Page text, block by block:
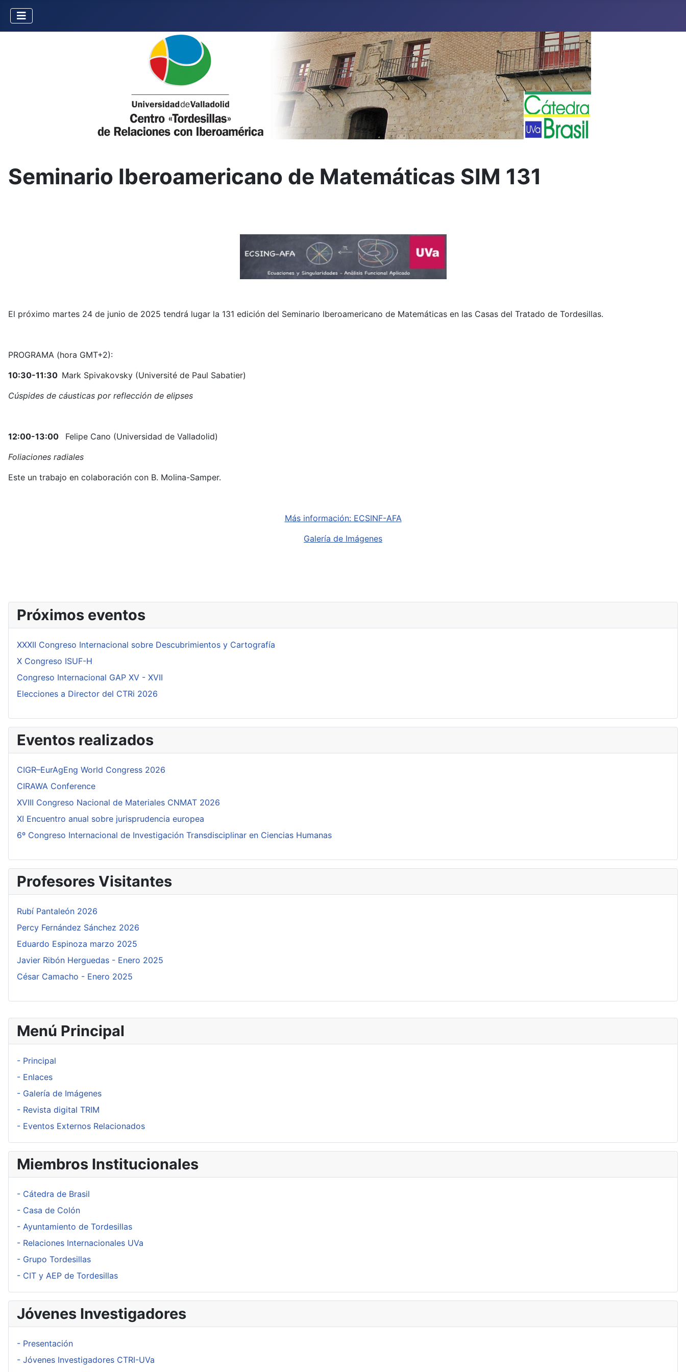
Menú Principal
- Principal
- Enlaces
- Galería de Imágenes
- Revista digital TRIM
- Eventos Externos Relacionados
Miembros Institucionales
- Cátedra de Brasil
- Casa de Colón
- Ayuntamiento de Tordesillas
- Relaciones Internacionales UVa
- Grupo Tordesillas
- CIT y AEP de Tordesillas
Jóvenes Investigadores
- Presentación
- Jóvenes Investigadores CTRI-UVa
Seminario Iberoamericano de Matemáticas SIM 131
El próximo martes 24 de junio de 2025 tendrá lugar la 131 edición del Seminario Iberoamericano de Matemáticas en las Casas del Tratado de Tordesillas.
PROGRAMA (hora GMT+2):
10:30-11:30 Mark Spivakovsky (Université de Paul Sabatier)
Cúspides de cáusticas por reflección de elipses
12:00-13:00
Felipe Cano (Universidad de Valladolid)
Foliaciones radiales
Este un trabajo en colaboración con B. Molina-Samper.
Más información: ECSINF-AFA
Galería de Imágenes
Próximos eventos
XXXII Congreso Internacional sobre Descubrimientos y Cartografía
X Congreso ISUF-H
Congreso Internacional GAP XV - XVII
Elecciones a Director del CTRi 2026
Eventos realizados
CIGR–EurAgEng World Congress 2026
CIRAWA Conference
XVIII Congreso Nacional de Materiales CNMAT 2026
XI Encuentro anual sobre jurisprudencia europea
6º Congreso Internacional de Investigación Transdisciplinar en Ciencias Humanas
Profesores Visitantes
Rubí Pantaleón 2026
Percy Fernández Sánchez 2026
Eduardo Espinoza marzo 2025
Javier Ribón Herguedas - Enero 2025
César Camacho - Enero 2025